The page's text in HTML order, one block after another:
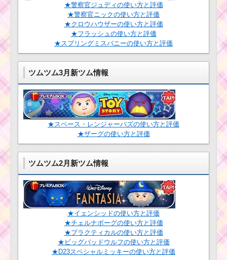
ルーク･ヨーダ･
R2D2！新しいスキル
も登場！
ツムツム1月イベン
ト！ディズニースター
ツムツム！パイ
レーツクラリス
の使い方とスキ
ル動画｜コンボ
ツムツム8月ピクサー
パズルイベント4枚目の
ミッション内容と攻略
黄色のツムで1
プレイで6回フィ
ーバーするミッ
ションを攻略するツム
★警察官ジュディの使い方と評価
★警察官ニックの使い方と評価
★クロウハウザーの使い方と評価
★フラッシュの使い方と評価
★スプリングミスバニーの使い方と評価
ツムツム3月新ツム情報
★スペース・レンジャーバズの使い方と評価
★ザーグの使い方と評価
ツムツム2月新ツム情報
★イェンシッドの使い方と評価
★チェルナボーグの使い方と評価
★プラクティカルの使い方と評価
★ビッグバッドウルフの使い方と評価
★D23スペシャルミッキーの使い方と評価